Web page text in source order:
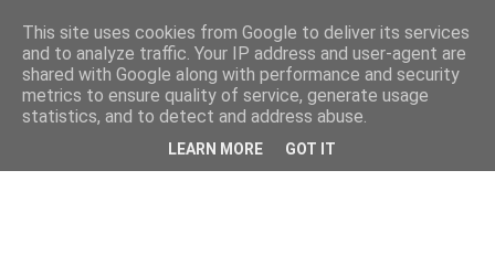
This site uses cookies from Google to deliver its services
and to analyze traffic. Your IP address and user-agent are
shared with Google along with performance and security
metrics to ensure quality of service, generate usage
statistics, and to detect and address abuse.
LEARN MORE GOT IT